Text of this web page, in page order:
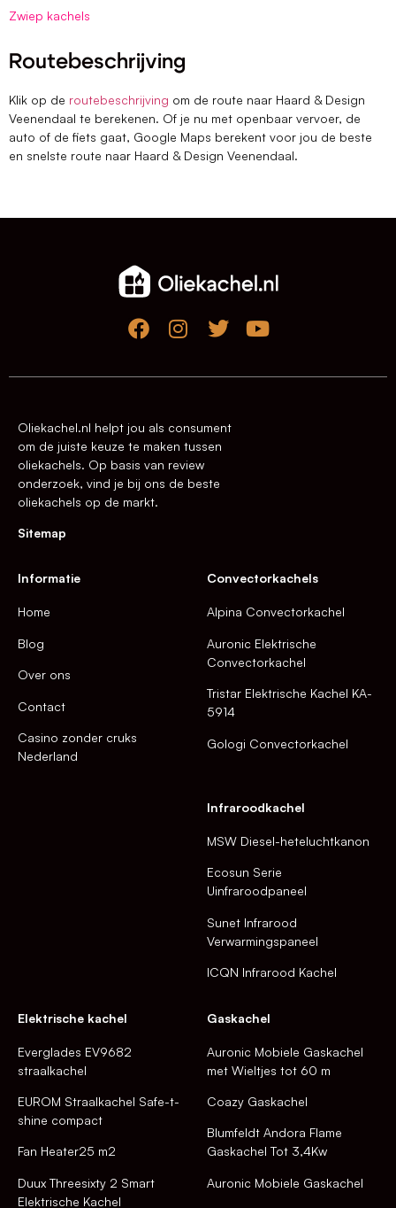
Zwiep kachels
Routebeschrijving
Klik op de routebeschrijving om de route naar Haard & Design
Veenendaal te berekenen. Of je nu met openbaar vervoer, de
auto of de fiets gaat, Google Maps berekent voor jou de beste
en snelste route naar Haard & Design Veenendaal.
Oliekachel.nl helpt jou als consument
om de juiste keuze te maken tussen
oliekachels. Op basis van review
onderzoek, vind je bij ons de beste
oliekachels op de markt.
Sitemap
Informatie
Home
Blog
Over ons
Contact
Casino zonder cruks
Nederland
Convectorkachels
Alpina Convectorkachel
Auronic Elektrische
Convectorkachel
Tristar Elektrische Kachel KA-
5914
Gologi Convectorkachel
Infraroodkachel
MSW Diesel-heteluchtkanon
Ecosun Serie
Uinfraroodpaneel
Sunet Infrarood
Verwarmingspaneel
ICQN Infrarood Kachel
Elektrische kachel
Everglades EV9682
straalkachel
EUROM Straalkachel Safe-t-
shine compact
Fan Heater25 m2
Duux Threesixty 2 Smart
Elektrische Kachel
Gaskachel
Auronic Mobiele Gaskachel
met Wieltjes tot 60 m
Coazy Gaskachel
Blumfeldt Andora Flame
Gaskachel Tot 3,4Kw
Auronic Mobiele Gaskachel